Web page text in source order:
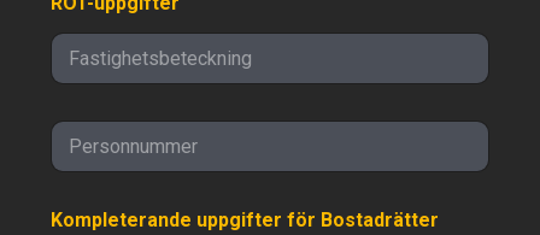
P
r
o
Kompleterande uppgifter för Bostadrätter